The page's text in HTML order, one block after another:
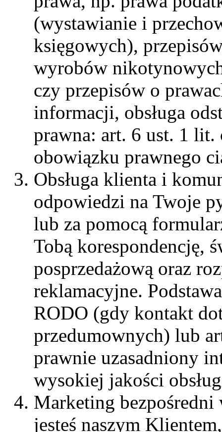
(wystawianie i
księgowych),
wyrobów
czy przepisów o
informacji, obsługa
prawna: art. 6 ust. 1 lit.
obowiązku prawnego
Obsługa klienta i
odpowiedzi na Twoje
lub za pomocą
Tobą korespondencję,
posprzedażową oraz
reklamacyjne.
RODO (gdy kontakt
przedumownych) lub
prawnie uzasadniony
wysokiej jakości
Marketing bezpośredni
jesteś naszym